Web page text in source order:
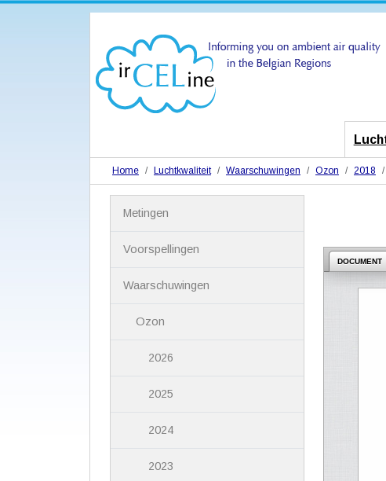
Home Luchtkwaliteit Waarschuwingen Ozon 2018
DOCUMENT
Metingen
Voorspellingen
Waarschuwingen
Ozon
2026
2025
2024
2023